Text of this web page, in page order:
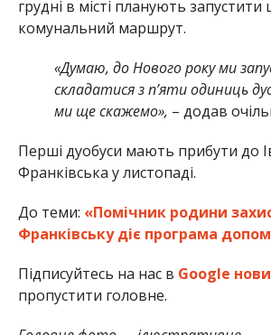
грудні в місті планують
комунальний маршрут.
«Думаю, до Нового року ми
складатися з пʼяти одиниць
ми ще скажемо», – додав
Перші дуобуси мають прибути до
Франківська у листопаді.
До теми: «Помічник родини
Франківську діє програма
Підписуйтесь на нас в Google
пропустити головне.